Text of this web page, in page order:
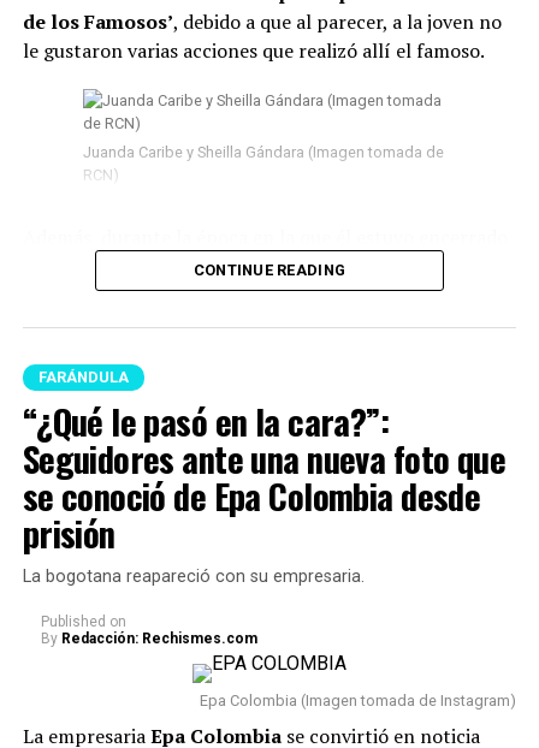
de los Famosos’, debido a que al parecer, a la joven no
le gustaron varias acciones que realizó allí el famoso.
Juanda Caribe y Sheilla Gándara (Imagen tomada de
RCN)
varios rumores de infidelidad
poco, en las últimas semanas del programa Juanda
empezó a tener acercamientos intensos con Mariana
Lee también: “¿Qué le pasó en la cara?”:
Seguidores ante una nueva foto que se conoció de
Epa Colombia desde prisión
En este caso, el comediante fue tema de conversación
recientemente porque, tras varios meses de volver a su
vida real, re veló cómo se encuentra actualmente su
“Van dos meses. Hoy, después
de dos meses, estoy
CONTINUE READING
FARÁNDULA
“¿Qué le pasó en la cara?”:
Seguidores ante una nueva foto que
se conoció de Epa Colombia desde
prisión
La bogotana reapareció con su empresaria.
Published on
By Redacción: Rechismes.com
Epa Colombia (Imagen tomada de Instagram)
La empresariaEpa Colombiase convirtió en noticia